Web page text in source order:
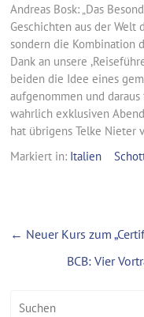
Andreas Bosk: „Das
Geschichten aus der Welt
sondern die Kombination
Dank an unsere
beiden die Idee eines
aufgenommen und
wahrlich exklusiven
hat übrigens Telke Nieter
Markiert in: Italien
← Neuer Kurs zum
BCB: Vier